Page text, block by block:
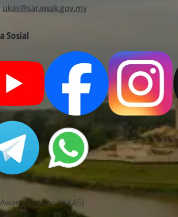
ukas@sarawak.gov.my
Sosial
Sarawak (UKAS)